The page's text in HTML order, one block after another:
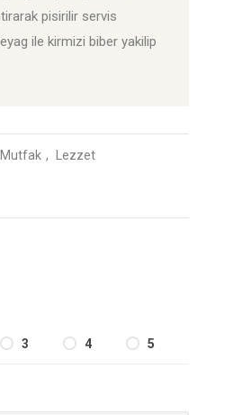
pisirilir servis
ile kirmizi biber yakilip
Mutfak Lezzet
3 4 5